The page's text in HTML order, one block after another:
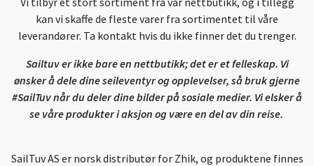
kan vi skaffe de fleste varer fra sortimentet til våre
leverandører. Ta kontakt hvis du ikke finner det du trenger.
Sailtuv er ikke bare en nettbutikk; det er et felleskap. Vi
ønsker å dele dine seileventyr og opplevelser, så bruk gjerne
#SailTuv når du deler dine bilder på sosiale medier. Vi elsker å
se våre produkter i aksjon og være en del av din reise.
SailTuv AS er norsk distributør for Zhik, og produktene finnes